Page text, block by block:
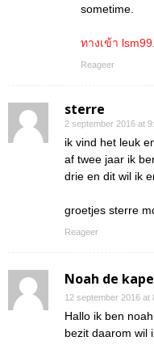
sometime.
ทางเข้า lsm99.
Reageer
sterre
2 september 2016 at
ik vind het leuk
af twee jaar ik
drie en dit wil ik
groetjes sterre
Reageer
Noah de
12 september 2016 at
Hallo ik ben
bezit daarom wil